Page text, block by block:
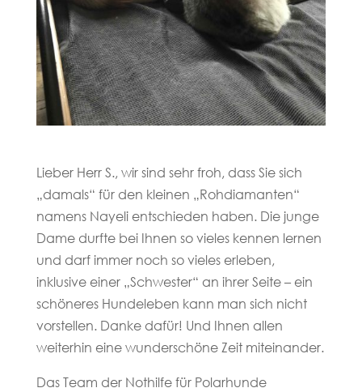
Lieber Herr S., wir sind sehr froh, dass Sie sich
„damals“ für den kleinen „Rohdiamanten“
namens Nayeli entschieden haben. Die junge
Dame durfte bei Ihnen so vieles kennen lernen
und darf immer noch so vieles erleben,
inklusive einer „Schwester“ an ihrer Seite – ein
schöneres Hundeleben kann man sich nicht
vorstellen. Danke dafür! Und Ihnen allen
weiterhin eine wunderschöne Zeit miteinander.
Das Team der Nothilfe für Polarhunde